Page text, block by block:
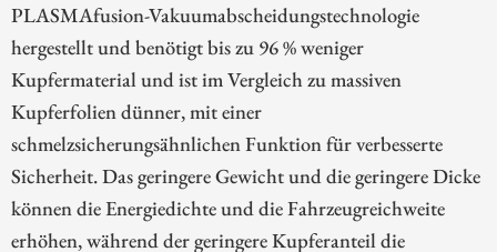
PLASMAfusion-Vakuumabscheidungstechnologie
hergestellt und benötigt bis zu 96 % weniger
Kupfermaterial und ist im Vergleich zu massiven
Kupferfolien dünner, mit einer
schmelzsicherungsähnlichen Funktion für verbesserte
Sicherheit. Das geringere Gewicht und die geringere Dicke
können die Energiedichte und die Fahrzeugreichweite
erhöhen, während der geringere Kupferanteil die